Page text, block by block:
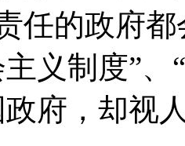
任的政府
义制度”
府，却视